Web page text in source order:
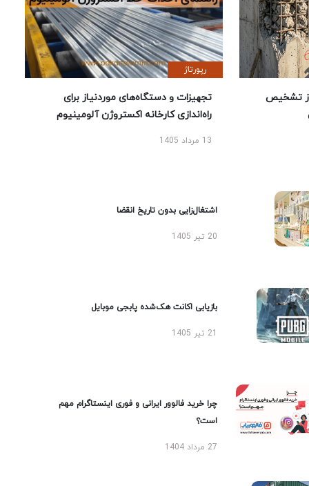
تشخیص
رپورتاژ
تجهیزات و دستگاه‌های موردنیاز برای
راه‌اندازی کارخانه اکستروژن آلومینیوم
13 مرداد 1405
اشتغال‌زایی بدون تاریخ انقضا
20 تیر 1405
بازیابی اکانت هک‌شده پابجی موبایل
چرا خرید فالوور ایرانی و فوری اینستاگرام مهم
است؟
27 مرداد 1404